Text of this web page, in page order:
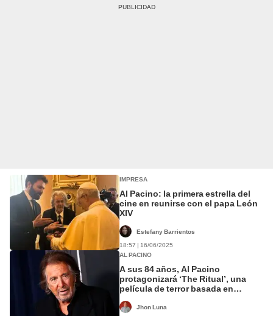
IMPRESA
Al Pacino: la primera estrella del
cine en reunirse con el papa León
XIV
Estefany Barrientos
18:57 | 16/06/2025
AL PACINO
A sus 84 años, Al Pacino
protagonizará ‘The Ritual’, una
película de terror basada en
Jhon Luna